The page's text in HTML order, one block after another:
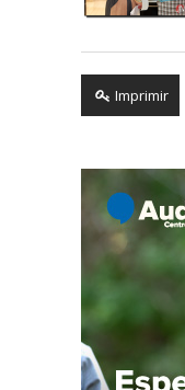
Imprimir